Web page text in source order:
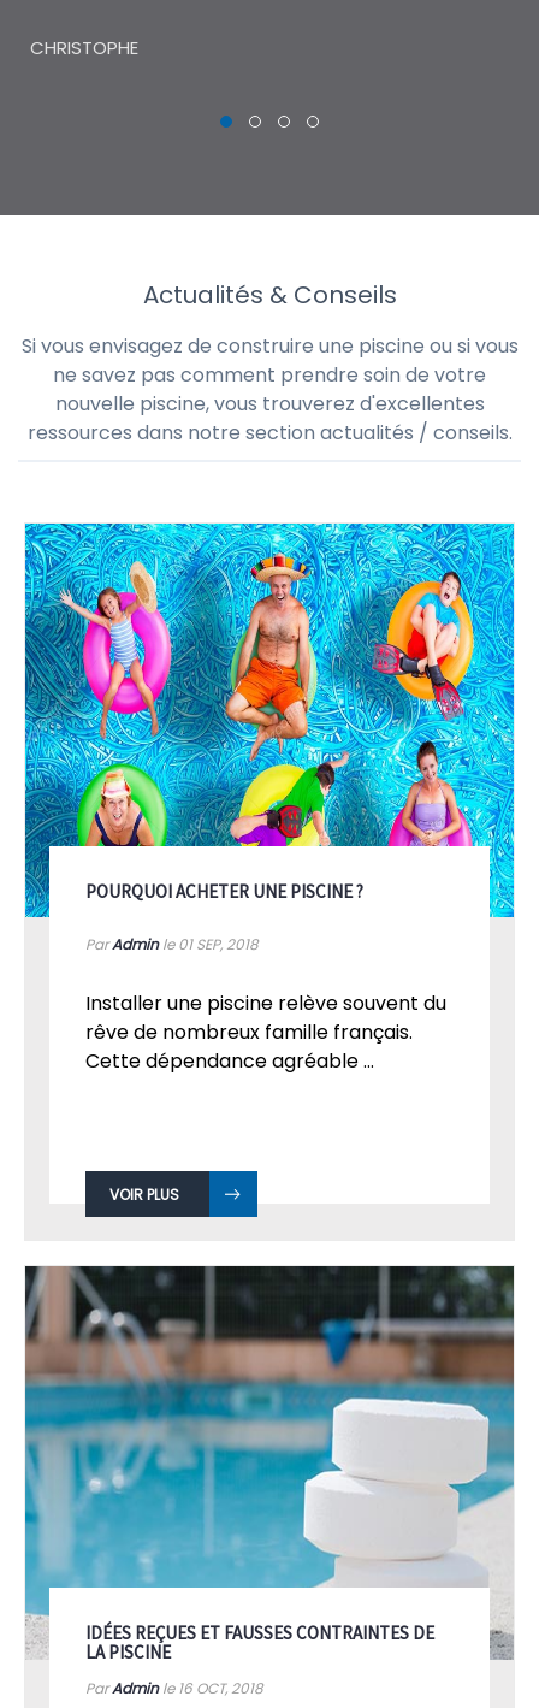
CHRISTOPHE
Actualités & Conseils
Si vous envisagez de construire une piscine ou si vous
ne savez pas comment prendre soin de votre
nouvelle piscine, vous trouverez d'excellentes
ressources dans notre section actualités / conseils.
POURQUOI ACHETER UNE PISCINE ?
ParAdminle 01SEP, 2018
Installer une piscine relève souvent du
rêve de nombreux famille français.
Cette dépendance agréable ...
VOIR PLUS
IDÉES REÇUES ET FAUSSES CONTRAINTES DE
LA PISCINE
ParAdminle 16 OCT, 2018